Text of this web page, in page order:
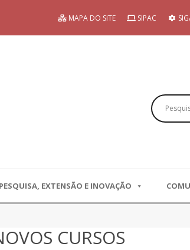
MAPA DO SITE SIPAC
PESQUISA, EXTENSÃO E INOVAÇÃO
CURSOS